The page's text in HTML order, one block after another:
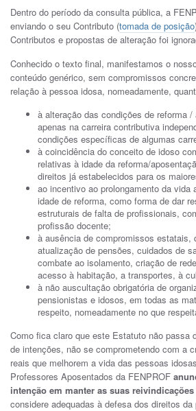
Dentro do período da consulta pública, a
enviando o seu Contributo (tomada de posição
Contributos e propostas de alteração foi
Conhecido o texto final, manifestamos o
conteúdo genérico, sem compromissos
relação à pessoa idosa, nomeadamente,
à alteração das condições de reforma
apenas na carreira contributiva
condições específicas de algumas
à coincidência do conceito de idoso
relativas à idade da reforma/
direitos já estabelecidos para os
ao incentivo ao prolongamento da vida
idade de reforma, como forma de dar
estruturais de falta de profissionais,
profissão docente;
à ausência de compromissos estatais,
atualização de pensões, cuidados de
combate ao isolamento, criação de
acesso à habitação, a transportes, à
à não auscultação obrigatória de
pensionistas e idosos, em todas as
respeito, nomeadamente no que
Como fica claro que este Estatuto não passa
de intenções, não se comprometendo com a
reais que melhorem a vida das pessoas
Professores Aposentados da FENPROF
intenção em manter as suas
considere adequadas à defesa dos direitos